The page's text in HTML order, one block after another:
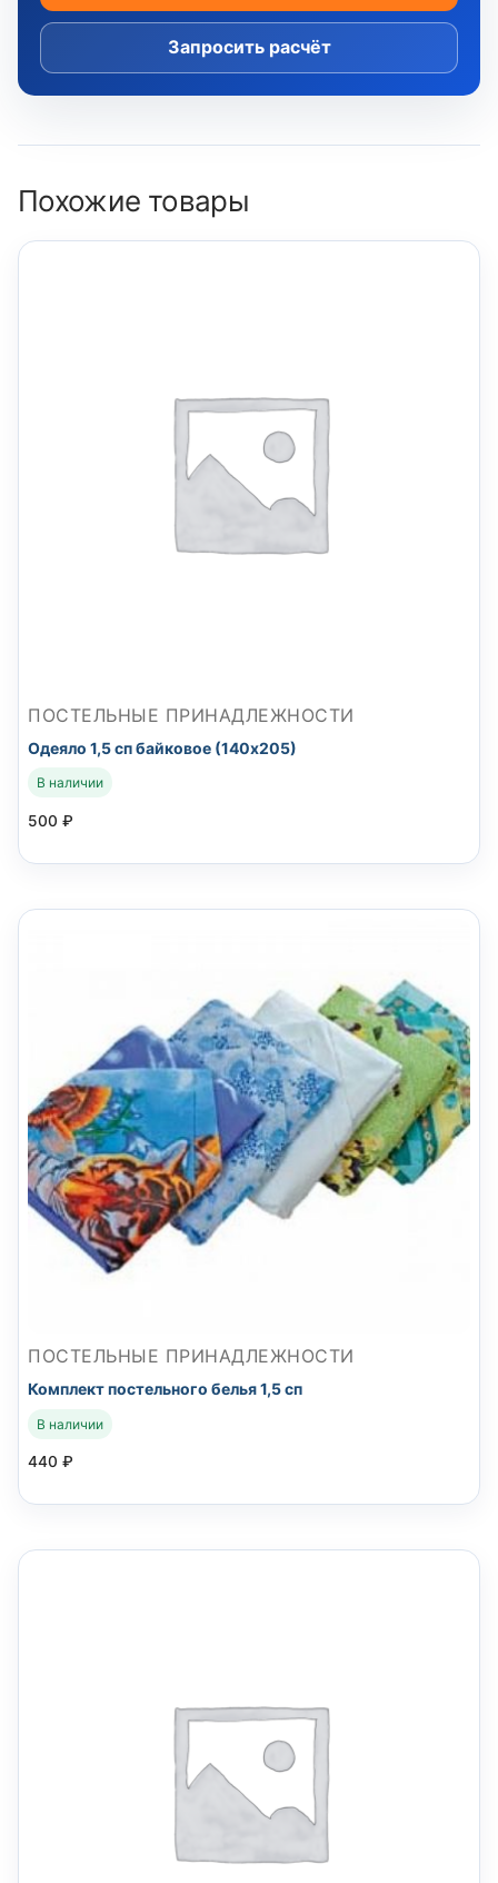
Запросить расчёт
Похожие товары
ПОСТЕЛЬНЫЕ ПРИНАДЛЕЖНОСТИ
Одеяло 1,5 сп байковое (140х205)
В наличии
500 ₽
ПОСТЕЛЬНЫЕ ПРИНАДЛЕЖНОСТИ
Комплект постельного белья 1,5 сп
В наличии
440 ₽